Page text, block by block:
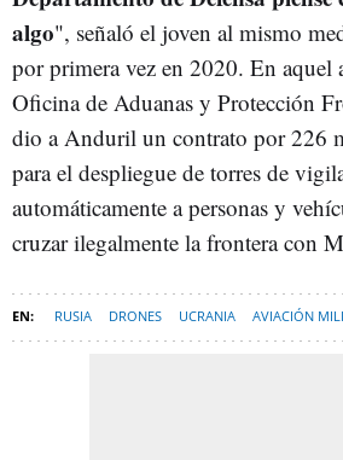
algo", señaló el joven al mismo
por primera vez en 2020. En aquel
Oficina de Aduanas y Protección
dio a Anduril un contrato por 226
para el despliegue de torres de
automáticamente a personas y
cruzar ilegalmente la frontera con
RUSIA DRONES UCRANIA AVIACIÓN